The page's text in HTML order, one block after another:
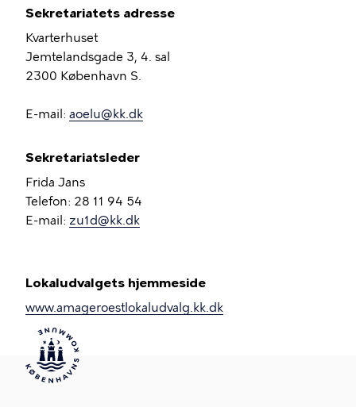
Sekretariatets adresse
Kvarterhuset
Jemtelandsgade 3, 4. sal
2300 København S.
E-mail: aoelu@kk.dk
Sekretariatsleder
Frida Jans
Telefon: 28 11 94 54
E-mail: zu1d@kk.dk
Lokaludvalgets hjemmeside
www.amageroestlokaludvalg.kk.dk